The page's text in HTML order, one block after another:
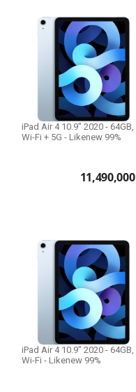
iPad Air 4 10.9" 2020 - 64GB,
Wi-Fi + 5G - Likenew 99%
11,490,000
iPad Air 4 10.9" 2020 - 64GB,
Wi-Fi - Likenew 99%